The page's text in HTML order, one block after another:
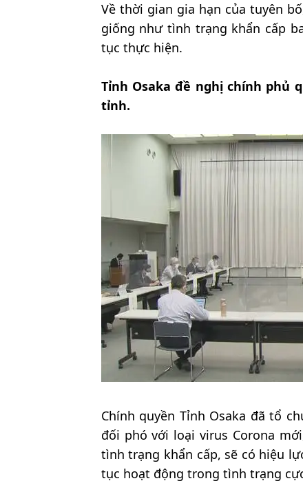
Về thời gian gia hạn của tuyên
giống như tình trạng khẩn cấp
tục thực hiện.
Tỉnh Osaka đề nghị chính phủ
tỉnh.
Chính quyền Tỉnh Osaka đã tổ
đối phó với loại virus Corona
tình trạng khẩn cấp, sẽ có hiệu
tục hoạt động trong tình trạng